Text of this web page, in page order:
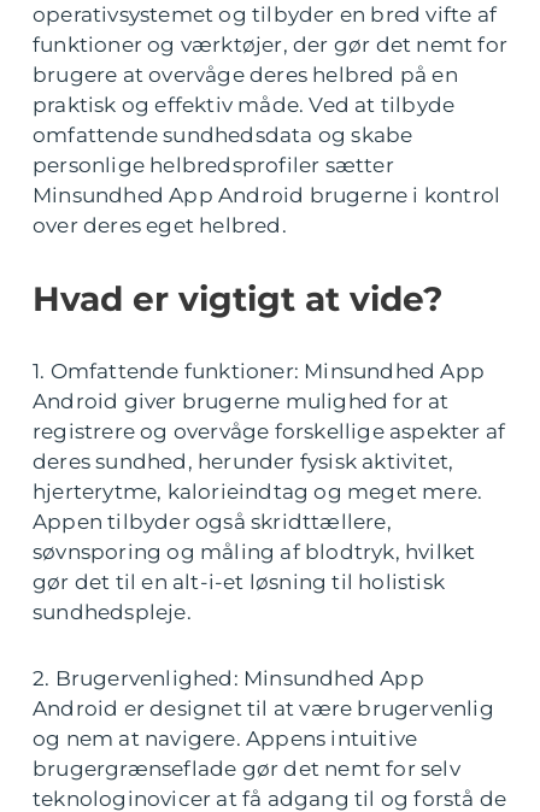
operativsystemet og tilbyder en bred vifte af
funktioner og værktøjer, der gør det nemt for
brugere at overvåge deres helbred på en
praktisk og effektiv måde. Ved at tilbyde
omfattende sundhedsdata og skabe
personlige helbredsprofiler sætter
Minsundhed App Android brugerne i kontrol
over deres eget helbred.
Hvad er vigtigt at vide?
1. Omfattende funktioner: Minsundhed App
Android giver brugerne mulighed for at
registrere og overvåge forskellige aspekter af
deres sundhed, herunder fysisk aktivitet,
hjerterytme, kalorieindtag og meget mere.
Appen tilbyder også skridttællere,
søvnsporing og måling af blodtryk, hvilket
gør det til en alt-i-et løsning til holistisk
sundhedspleje.
2. Brugervenlighed: Minsundhed App
Android er designet til at være brugervenlig
og nem at navigere. Appens intuitive
brugergrænseflade gør det nemt for selv
teknologinovicer at få adgang til og forstå de